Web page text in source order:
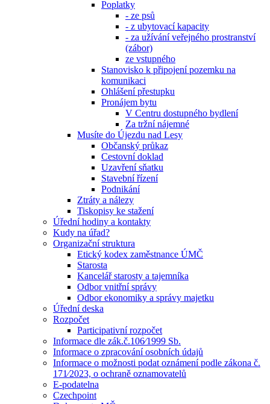
Poplatky
- ze psů
- z ubytovací kapacity
- za užívání veřejného prostranství
(zábor)
ze vstupného
Stanovisko k připojení pozemku na
komunikaci
Ohlášení přestupku
Pronájem bytu
V Centru dostupného bydlení
Za tržní nájemné
Musíte do Újezdu nad Lesy
Občanský průkaz
Cestovní doklad
Uzavření sňatku
Stavební řízení
Podnikání
Ztráty a nálezy
Tiskopisy ke stažení
Úřední hodiny a kontakty
Kudy na úřad?
Organizační struktura
Etický kodex zaměstnance ÚMČ
Starosta
Kancelář starosty a tajemníka
Odbor vnitřní správy
Odbor ekonomiky a správy majetku
Úřední deska
Rozpočet
Participativní rozpočet
Informace dle zák.č.106⁄1999 Sb.
Informace o zpracování osobních údajů
Informace o možnosti podat oznámení podle zákona č.
171⁄2023, o ochraně oznamovatelů
E-podatelna
Czechpoint